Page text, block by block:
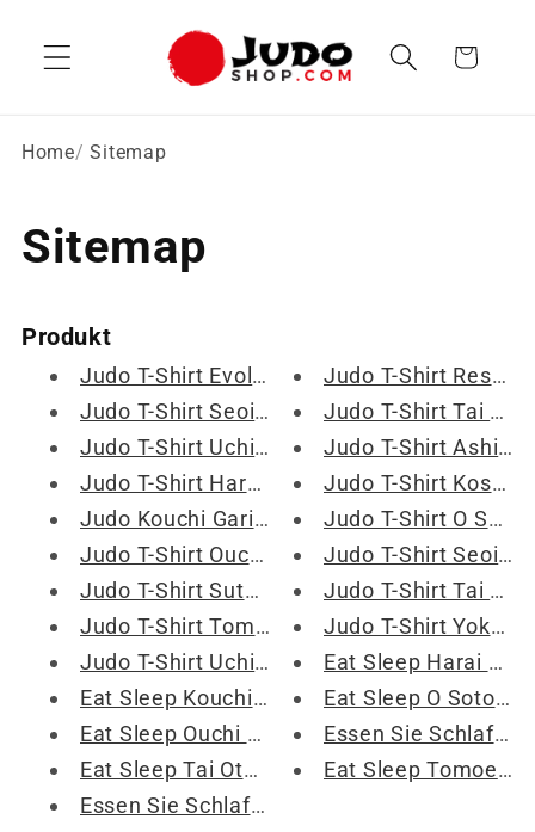
Inhalt
Warenkorb
Home Sitemap
Sitemap
Produkt
Judo T-Shirt Evolution
Judo T-Shirt Respekt Evolution
Judo T-Shirt Seoi Nage Evolution
Judo T-Shirt Tai Otoshi Evolution
Judo T-Shirt Uchi Mata Evolution
Judo T-Shirt Ashi Waza Fortschrittsbalken
Judo T-Shirt Harai Goshi Fortschrittsbalken
Judo T-Shirt Koshi Waza Fortschrittsbalken
Judo Kouchi Gari T-Shirt - Fortschrittsbalken-Design
Judo T-Shirt O Soto Gari Fortschrittsbalken
Judo T-Shirt Ouchi Gari Fortschrittsbalken
Judo T-Shirt Seoi Nage Fortschrittsbalken
Judo T-Shirt Sutemi Waza Fortschrittsbalken
Judo T-Shirt Tai Otoshi Fortschrittsbalken
Judo T-Shirt Tomoe Nage Fortschrittsbalken
Judo T-Shirt Yoko Tomoe Nage Fortschrittsbalken
Judo T-Shirt Uchi Mata Fortschrittsbalken wird geladen
Eat Sleep Harai Goshi Wiederholen Sie Judo T-Shirt
Eat Sleep Kouchi Gari Repeat Judo T-Shirt
Eat Sleep O Soto Gari Repeat Judo T-Shirt
Eat Sleep Ouchi Gari Repeat Judo T-Shirt
Essen Sie Schlaf Seoi Nage Wiederholen Sie Judo T-Shirt
Eat Sleep Tai Otoshi Wiederholen Sie Judo T-Shirt
Eat Sleep Tomoe Nage Repeat Judo T-Shirt
Essen Sie Schlaf Uchi Mata Wiederholen Judo T-Shirt